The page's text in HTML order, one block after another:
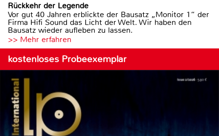
Rückkehr der Legende
Vor gut 40 Jahren erblickte der Bausatz „Monitor 1“ der
Firma Hifi Sound das Licht der Welt. Wir haben den
Bausatz wieder aufleben zu lassen.
>> Mehr erfahren
kostenloses Probeexemplar